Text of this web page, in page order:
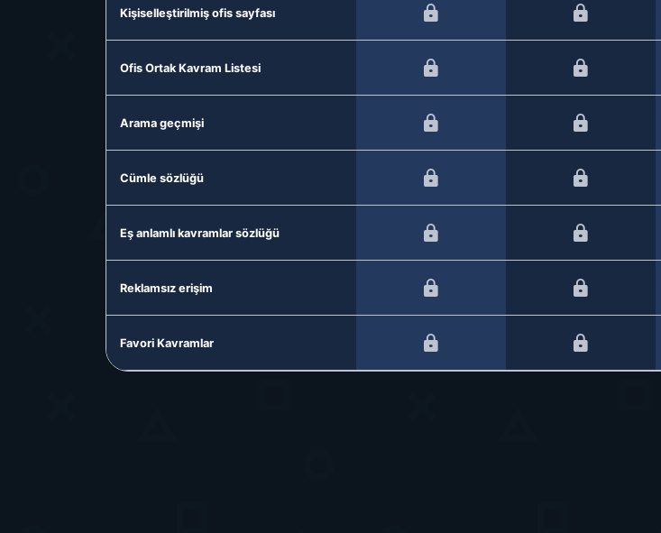
Kişiselleştirilmiş ofis sayfası
Ofis Ortak Kavram Listesi
Arama geçmişi
Cümle sözlüğü
Eş anlamlı kavramlar sözlüğü
Reklamsız erişim
Favori Kavramlar